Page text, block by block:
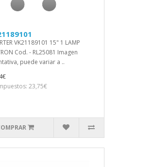
VK21189101 15" 1 LAMP
Cod. - RL25081 Imagen
puede variar a ..
23,75€